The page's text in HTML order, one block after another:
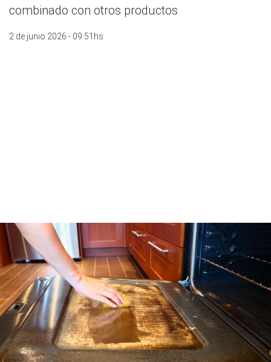
combinado con otros productos
2 de junio 2026 - 09:51hs